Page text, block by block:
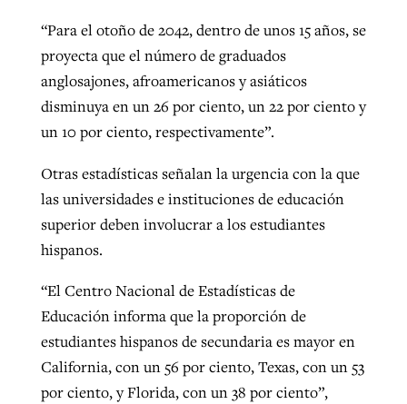
“Para el otoño de 2042, dentro de unos 15 años, se
proyecta que el número de graduados
anglosajones, afroamericanos y asiáticos
disminuya en un 26 por ciento, un 22 por ciento y
un 10 por ciento, respectivamente”.
Otras estadísticas señalan la urgencia con la que
las universidades e instituciones de educación
superior deben involucrar a los estudiantes
hispanos.
“El Centro Nacional de Estadísticas de
Educación informa que la proporción de
estudiantes hispanos de secundaria es mayor en
California, con un 56 por ciento, Texas, con un 53
por ciento, y Florida, con un 38 por ciento”,